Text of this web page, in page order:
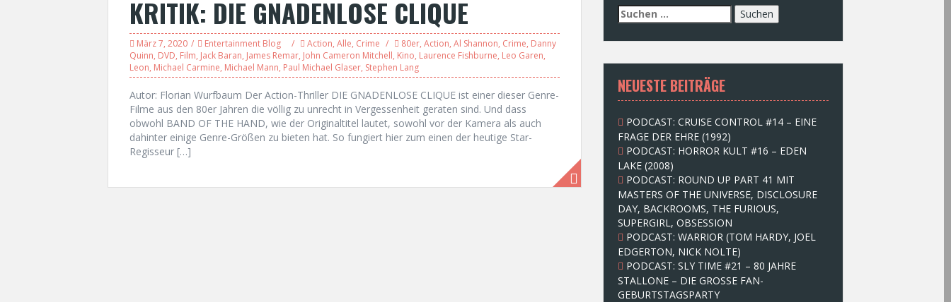
KRITIK: DIE GNADENLOSE CLIQUE
März 7, 2020 Entertainment Blog Action, Alle, Crime 80er, Action, Al Shannon, Crime, Danny
Quinn, DVD, Film, Jack Baran, James Remar, John Cameron Mitchell, Kino, Laurence Fishburne, Leo Garen,
Leon, Michael Carmine, Michael Mann, Paul Michael Glaser, Stephen Lang
Autor: Florian Wurfbaum Der Action-Thriller DIE GNADENLOSE CLIQUE ist einer dieser Genre-
Filme aus den 80er Jahren die völlig zu unrecht in Vergessenheit geraten sind. Und dass
obwohl BAND OF THE HAND, wie der Originaltitel lautet, sowohl vor der Kamera als auch
dahinter einige Genre-Größen zu bieten hat. So fungiert hier zum einen der heutige Star-
Regisseur […]
S
u
c
e
n
n
c
h
:
NEUESTE BEITRÄGE
PODCAST: CRUISE CONTROL #14 – EINE
FRAGE DER EHRE (1992)
PODCAST: HORROR KULT #16 – EDEN
LAKE (2008)
PODCAST: ROUND UP PART 41 MIT
MASTERS OF THE UNIVERSE, DISCLOSURE
DAY, BACKROOMS, THE FURIOUS,
SUPERGIRL, OBSESSION
PODCAST: WARRIOR (TOM HARDY, JOEL
EDGERTON, NICK NOLTE)
PODCAST: SLY TIME #21 – 80 JAHRE
STALLONE – DIE GROSSE FAN-
GEBURTSTAGSPARTY